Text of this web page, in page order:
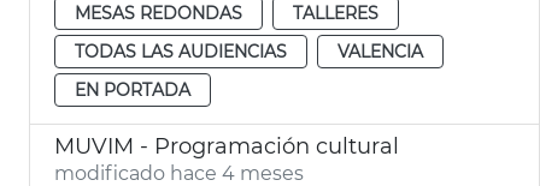
MESAS REDONDAS
TALLERES
TODAS LAS AUDIENCIAS
VALENCIA
EN PORTADA
MUVIM - Programación cultural
modificado hace 4 meses